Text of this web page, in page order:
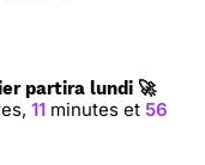
partira lundi 🚀
11 minutes et 55